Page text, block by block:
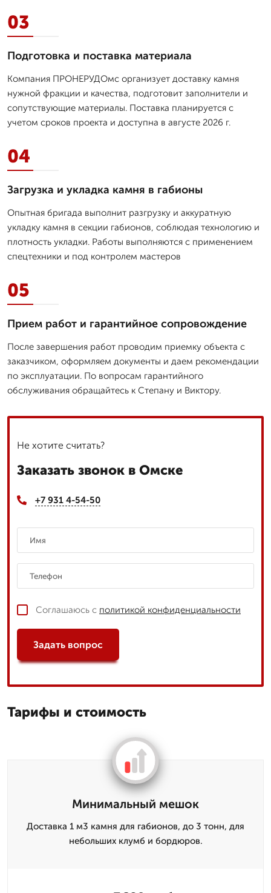
03
Подготовка и поставка материала
Компания ПРОНЕРУДОмс организует доставку камня
нужной фракции и качества, подготовит заполнители и
сопутствующие материалы. Поставка планируется с
учетом сроков проекта и доступна в августе 2026 г.
04
Загрузка и укладка камня в габионы
Опытная бригада выполнит разгрузку и аккуратную
укладку камня в секции габионов, соблюдая технологию и
плотность укладки. Работы выполняются с применением
спецтехники и под контролем мастеров
05
Прием работ и гарантийное сопровождение
После завершения работ проводим приемку объекта с
заказчиком, оформляем документы и даем рекомендации
по эксплуатации. По вопросам гарантийного
обслуживания обращайтесь к Степану и Виктору.
Не хотите считать?
Заказать звонок в Омске
+7 931 4-54-50
Соглашаюсь с политикой конфиденциальности
Задать вопрос
Тарифы и стоимость
Минимальный мешок
Доставка 1 м3 камня для габионов, до 3 тонн, для
небольших клумб и бордюров.